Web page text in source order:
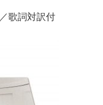
歌詞対訳付